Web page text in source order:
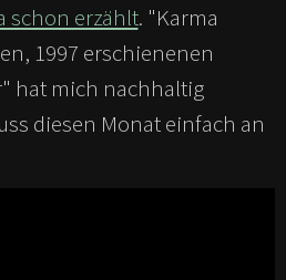
schon erzählt. "Karma
1997 erschienenen
hat mich nachhaltig
diesen Monat einfach an